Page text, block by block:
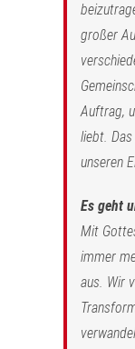
großer
Auftrag,
liebt.
unseren
Es geht
Mit
immer
aus. Wir